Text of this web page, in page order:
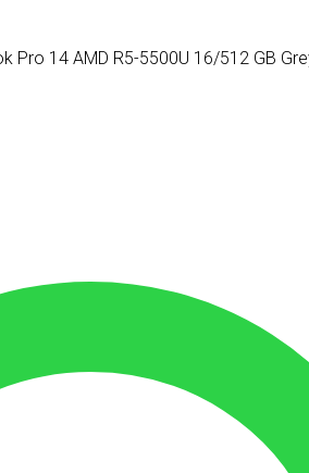
Pro 14 AMD R5-5500U 16/512 GB